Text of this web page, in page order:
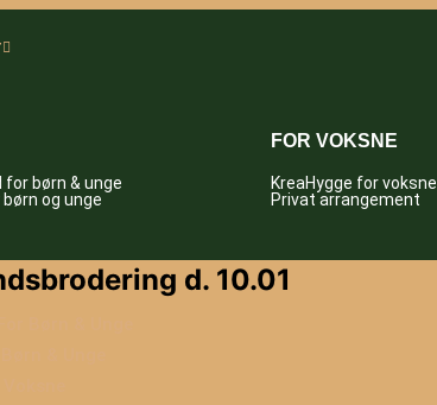
børn & unge
og unge
FOR VOKSNE
KreaHygge for voksne
Privat arrangement
d. 10.01